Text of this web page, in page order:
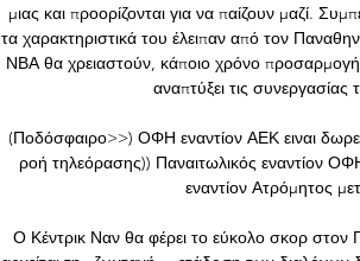
μιας και προορίζονται για να παίζουν μαζί.
τα χαρακτηριστικά του έλειπαν από τον
ΝΒΑ θα χρειαστούν, κάποιο χρόνο
αναπτύξει τις
(Ποδόσφαιρο>>) ΟΦΗ εναντίον ΑΕΚ ειναι
ροή τηλεόρασης)) Παναιτωλικός εναντίον
εναντίον Ατρόμητος
Ο Κέντρικ Ναν θα φέρει το εύκολο σκορ